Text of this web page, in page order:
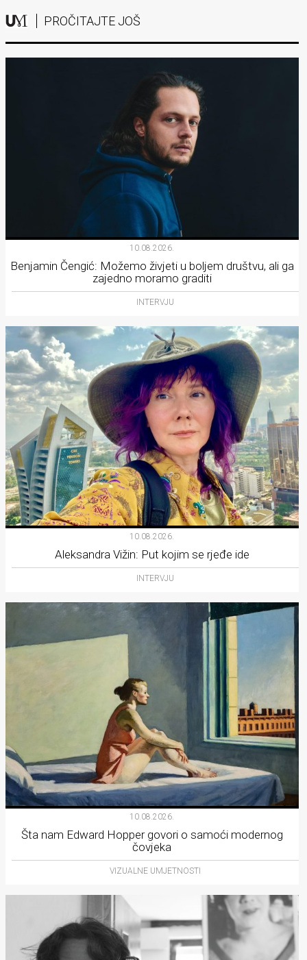
PROČITAJTE JOŠ
10.08.2026.
Benjamin Čengić: Možemo živjeti u boljem društvu, ali ga
zajedno moramo graditi
INTERVJU
10.08.2026.
Aleksandra Vižin: Put kojim se rjeđe ide
INTERVJU
10.08.2026.
Šta nam Edward Hopper govori o samoći modernog
čovjeka
VIZUALNE UMJETNOSTI